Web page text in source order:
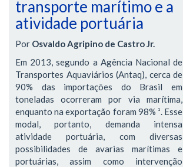
transporte marítimo e a
atividade portuária
Por Osvaldo Agripino de Castro Jr.
Em 2013, segundo a Agência Nacional de
Transportes Aquaviários (Antaq), cerca de
90% das importações do Brasil em
toneladas ocorreram por via marítima,
enquanto na exportação foram 98% ¹. Esse
modal, portanto, demanda intensa
atividade portuária, com diversas
possibilidades de avarias marítimas e
portuárias, assim como intervenção